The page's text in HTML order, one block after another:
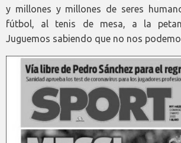
y millones y millones de seres
fútbol, al tenis de mesa, a la
Juguemos sabiendo que no nos